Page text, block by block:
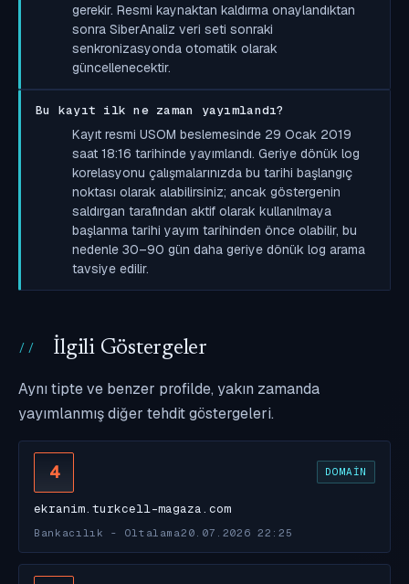
gerekir. Resmi kaynaktan kaldırma onaylandıktan
sonra SiberAnaliz veri seti sonraki
senkronizasyonda otomatik olarak
güncellenecektir.
Bu kayıt ilk ne zaman yayımlandı?
Kayıt resmi USOM beslemesinde 29 Ocak 2019
saat 18:16 tarihinde yayımlandı. Geriye dönük log
korelasyonu çalışmalarınızda bu tarihi başlangıç
noktası olarak alabilirsiniz; ancak göstergenin
saldırgan tarafından aktif olarak kullanılmaya
başlanma tarihi yayım tarihinden önce olabilir, bu
nedenle 30–90 gün daha geriye dönük log arama
tavsiye edilir.
İlgili Göstergeler
Aynı tipte ve benzer profilde, yakın zamanda
yayımlanmış diğer tehdit göstergeleri.
4 DOMAIN
ekranim.turkcell-magaza.com
Bankacılık - Oltalama20.07.2026 22:25